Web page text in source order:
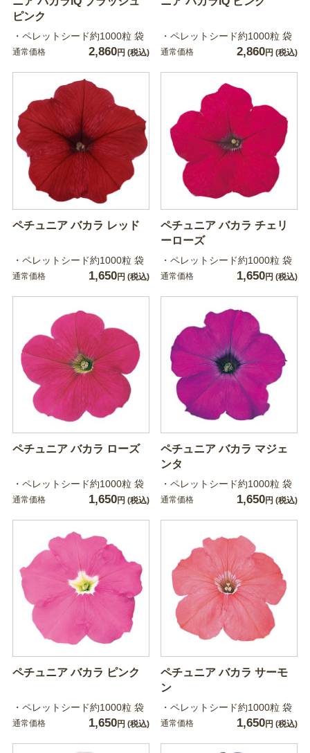
ピンク
・ペレットシード約1000粒 袋
通常価格 2,860円 (税込)
・ペレットシード約1000粒 袋
通常価格 2,860円 (税込)
ペチュニア バカラ レッド
・ペレットシード約1000粒 袋
通常価格 1,650円 (税込)
ペチュニア バカラ チェリ
ーローズ
・ペレットシード約1000粒 袋
通常価格 1,650円 (税込)
ペチュニア バカラ ローズ
・ペレットシード約1000粒 袋
通常価格 1,650円 (税込)
ペチュニア バカラ マジェ
ンタ
・ペレットシード約1000粒 袋
通常価格 1,650円 (税込)
ペチュニア バカラ ピンク
・ペレットシード約1000粒 袋
通常価格 1,650円 (税込)
ペチュニア バカラ サーモ
ン
・ペレットシード約1000粒 袋
通常価格 1,650円 (税込)